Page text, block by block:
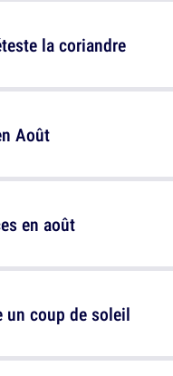
Août
un coup de soleil
la coriandre
en août